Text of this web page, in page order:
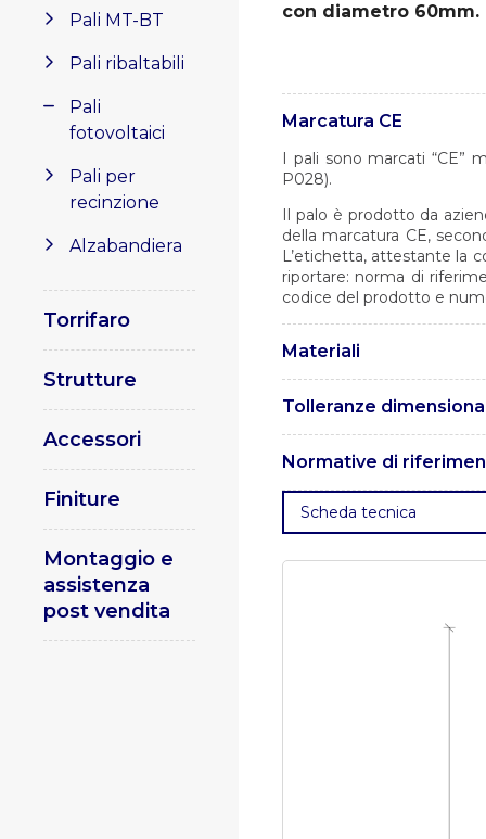
Pali MT-BT
Pali ribaltabili
Pali
fotovoltaici
Pali per
recinzione
Alzabandiera
Torrifaro
Strutture
Accessori
Finiture
Montaggio e
assistenza
post vendita
con diametro 60mm.
Marcatura CE
I pali sono marcati “CE”
P028).
Il palo è prodotto da
della marcatura CE,
L’etichetta, attestante la
riportare: norma di
codice del prodotto e
Materiali
UNI EN 10219.
Tolleranze
Normative di
. UNI EN 1461 –
ferrosi e articoli di acciaio.
impieghi strutturali di
qualificazione delle
saldatura per materiali
Scheda tecnica